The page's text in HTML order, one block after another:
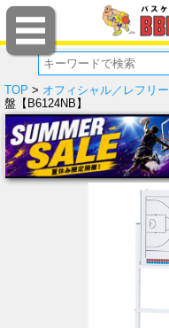
TOP > オフィシャル／レフリー
盤【B6124NB】